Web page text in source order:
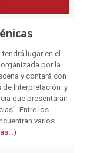
lugar en el
por la
y contará con
de Interpretación y
que presentarán
Entre los
varios